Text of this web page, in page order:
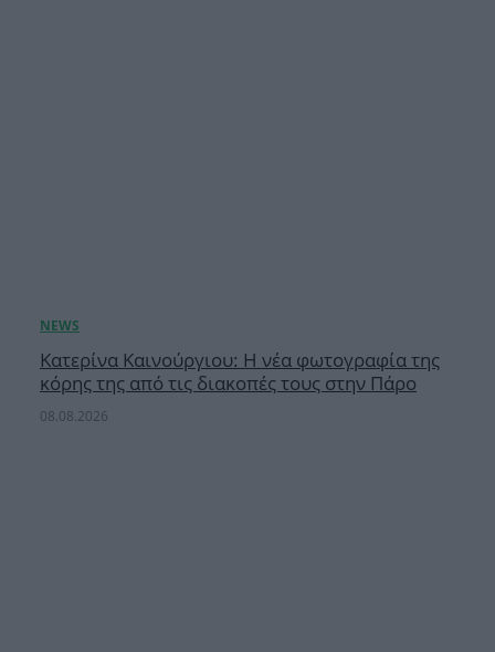
Κατερίνα Καινούργιου: Η νέα φωτογραφία της
κόρης της από τις διακοπές τους στην Πάρο
08.08.2026